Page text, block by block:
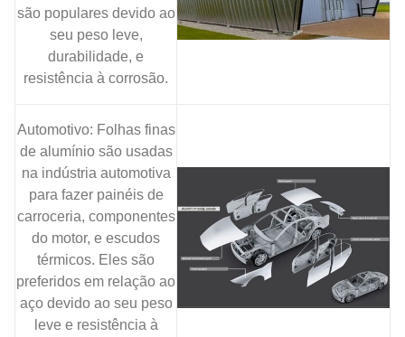
são populares devido ao
seu peso leve,
durabilidade, e
resistência à corrosão.
Automotivo: Folhas finas
de alumínio são usadas
na indústria automotiva
para fazer painéis de
carroceria, componentes
do motor, e escudos
térmicos. Eles são
preferidos em relação ao
aço devido ao seu peso
leve e resistência à